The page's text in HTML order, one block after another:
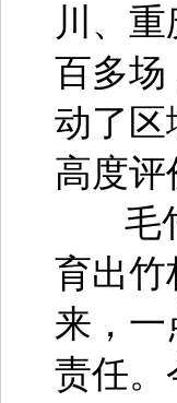
川、
百多场
动了区
高度评
毛
育出竹
来，一
责任。